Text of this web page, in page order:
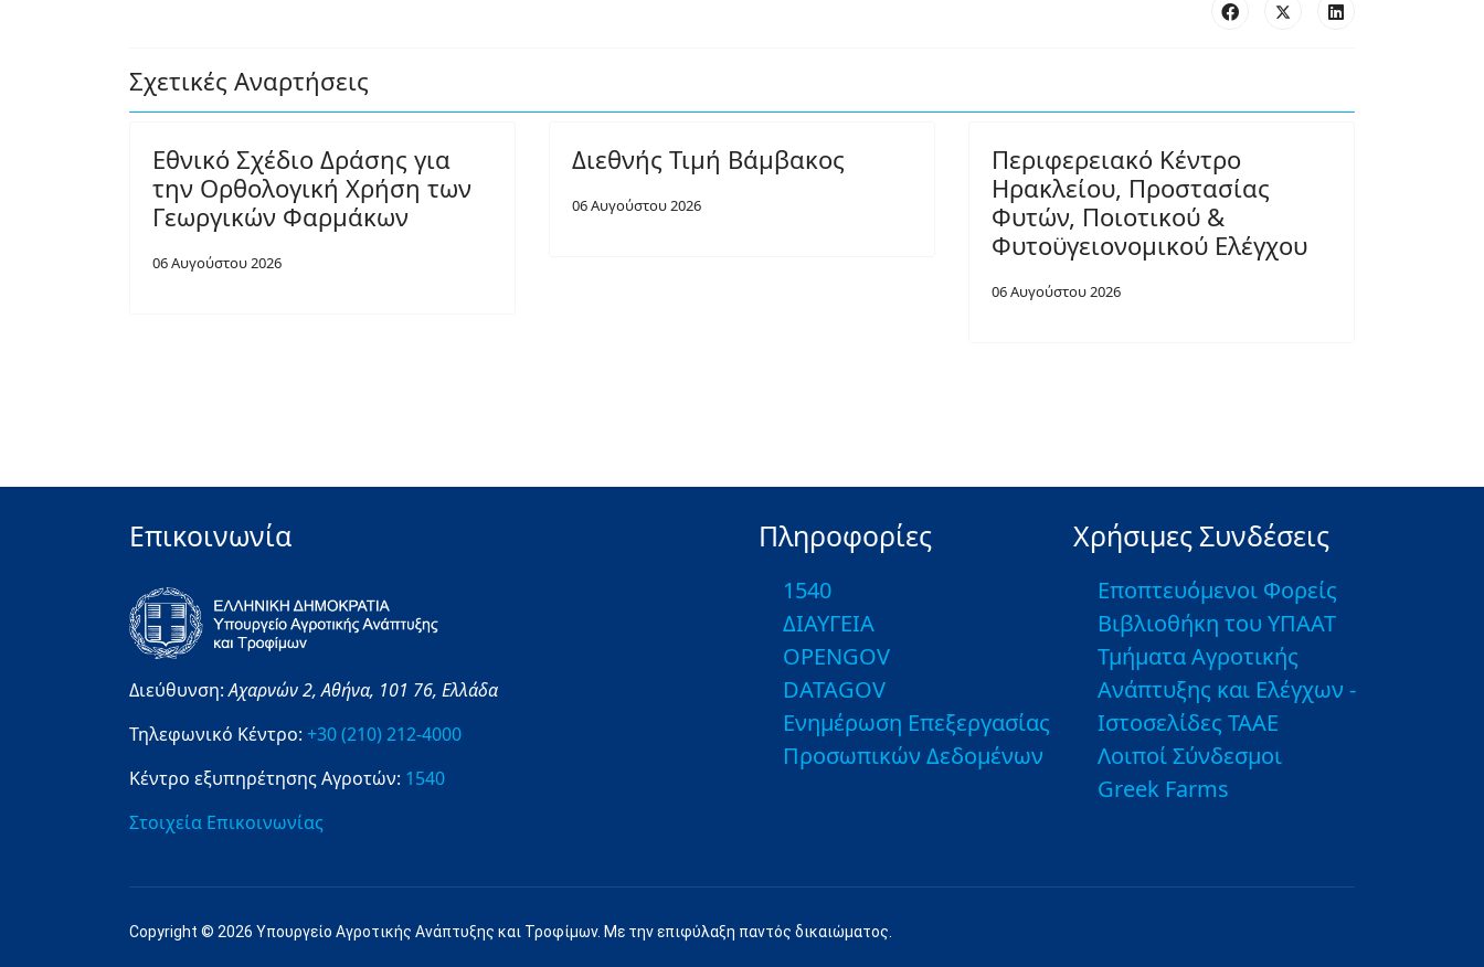
Σχετικές Αναρτήσεις
Εθνικό Σχέδιο Δράσης για
την Ορθολογική Χρήση των
Γεωργικών Φαρμάκων
06 Αυγούστου 2026
Διεθνής Τιμή Βάμβακος
06 Αυγούστου 2026
Περιφερειακό Κέντρο
Ηρακλείου, Προστασίας
Φυτών, Ποιοτικού &
Φυτοϋγειονομικού Ελέγχου
06 Αυγούστου 2026
Επικοινωνία
Διεύθυνση:Αχαρνών 2,Αθήνα, 101 76, Ελλάδα
Τηλεφωνικό Κέντρο: +30 (210) 212-4000
Κέντρο εξυπηρέτησης Αγροτών: 1540
Στοιχεία Επικοινωνίας
Πληροφορίες
1540
ΔΙΑΥΓΕΙΑ
OPENGOV
DATAGOV
Ενημέρωση Επεξεργασίας
Προσωπικών Δεδομένων
Χρήσιμες Συνδέσεις
Εποπτευόμενοι Φορείς
Βιβλιοθήκη του ΥΠΑΑΤ
Τμήματα Αγροτικής
Ανάπτυξης και Ελέγχων -
Ιστοσελίδες ΤΑΑΕ
Λοιποί Σύνδεσμοι
Greek Farms
Copyright © 2026 Υπουργείο Αγροτικής Ανάπτυξης και Τροφίμων. Με την επιφύλαξη παντός δικαιώματος.